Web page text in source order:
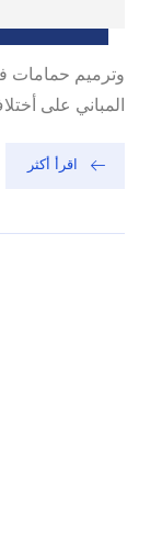
وترميم حمامات
المباني على
اقرأ أكثر